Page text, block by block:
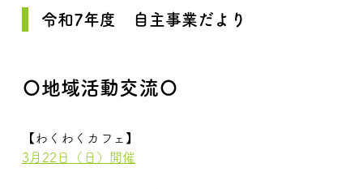
令和7年度 自主事業だより
〇地域活動交流〇
【わくわくカフェ】
3月22日（日）開催